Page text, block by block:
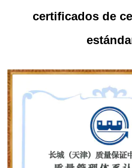
certificados de